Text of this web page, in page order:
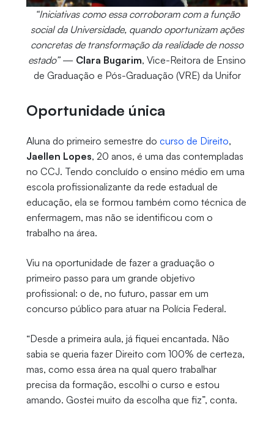
“Iniciativas como essa corroboram com a função
social da Universidade, quando oportunizam ações
concretas de transformação da realidade de nosso
estado”— Clara Bugarim, Vice-Reitora de Ensino
de Graduação e Pós-Graduação (VRE) da Unifor
Oportunidade única
Aluna do primeiro semestre do curso de Direito,
Jaellen Lopes, 20 anos, é uma das contempladas
no CCJ. Tendo concluído o ensino médio em uma
escola profissionalizante da rede estadual de
educação, ela se formou também como técnica de
enfermagem, mas não se identificou com o
trabalho na área.
Viu na oportunidade de fazer a graduação o
primeiro passo para um grande objetivo
profissional: o de, no futuro, passar em um
concurso público para atuar na Polícia Federal.
“Desde a primeira aula, já fiquei encantada. Não
sabia se queria fazer Direito com 100% de certeza,
mas, como essa área na qual quero trabalhar
precisa da formação, escolhi o curso e estou
amando. Gostei muito da escolha que fiz”, conta.